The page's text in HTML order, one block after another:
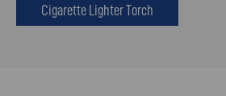
Cigarette Lighter Torch